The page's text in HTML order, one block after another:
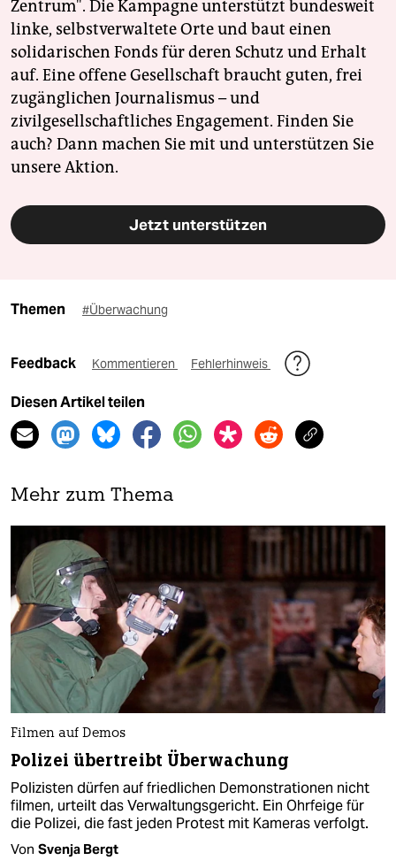
Zentrum". Die Kampagne unterstützt bundesweit
linke, selbstverwaltete Orte und baut einen
solidarischen Fonds für deren Schutz und Erhalt
auf. Eine offene Gesellschaft braucht guten, frei
zugänglichen Journalismus – und
zivilgesellschaftliches Engagement. Finden Sie
auch? Dann machen Sie mit und unterstützen Sie
unsere Aktion.
Jetzt unterstützen
Themen #Überwachung
Feedback Kommentieren Fehlerhinweis
Diesen Artikel teilen
Mehr zum Thema
Filmen auf Demos
Polizei übertreibt Überwachung
Polizisten dürfen auf friedlichen Demonstrationen nicht
filmen, urteilt das Verwaltungsgericht. Ein Ohrfeige für
die Polizei, die fast jeden Protest mit Kameras verfolgt.
Von Svenja Bergt